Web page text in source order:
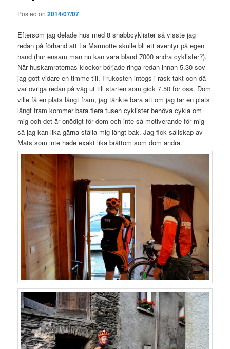
Posted on2014/07/07
Eftersom jag delade hus med 8 snabbcyklister så visste jag
redan på förhand att La Marmotte skulle bli ett äventyr på egen
hand (hur ensam man nu kan vara bland 7000 andra cyklister?).
När huskamraternas klockor började ringa redan innan 5.30 sov
jag gott vidare en timme till. Frukosten intogs i rask takt och då
var övriga redan på väg ut till starten som gick 7.50 för oss. Dom
ville få en plats långt fram, jag tänkte bara att om jag tar en plats
långt fram kommer bara flera tusen cyklister behöva cykla om
mig och det är onödigt för dom och inte så motiverande för mig
så jag kan lika gärna ställa mig långt bak. Jag fick sällskap av
Mats som inte hade exakt lika bråttom som dom andra.